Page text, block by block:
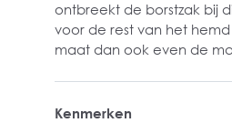
ontbreekt de borstzak bij
voor de rest van het
maat dan ook even de
Kenmerken